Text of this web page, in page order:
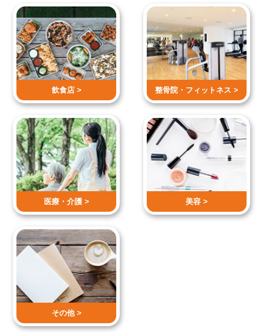
飲食店 > 整骨院・ フィットネス >
医療・介護 > 美容 >
その他 >